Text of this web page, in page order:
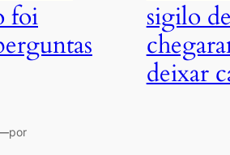
foi
por
sigilo
deixar